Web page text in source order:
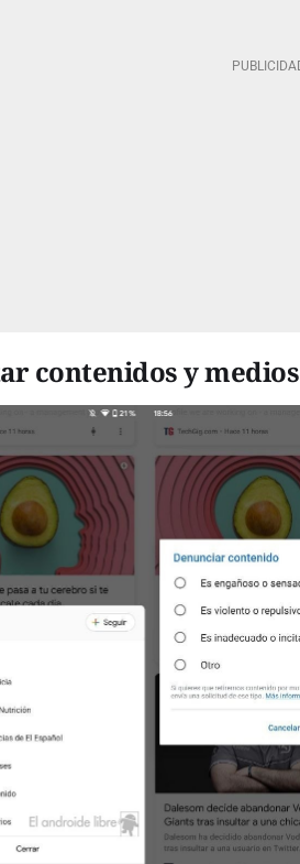
contenidos y medios